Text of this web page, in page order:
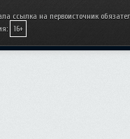
ссылка на первоисточник
16+